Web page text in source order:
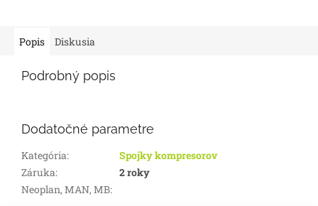
Popis Diskusia
Podrobný popis
Dodatočné parametre
Kategória:
Spojky kompresorov
Záruka:
2 roky
Neoplan, MAN, MB: